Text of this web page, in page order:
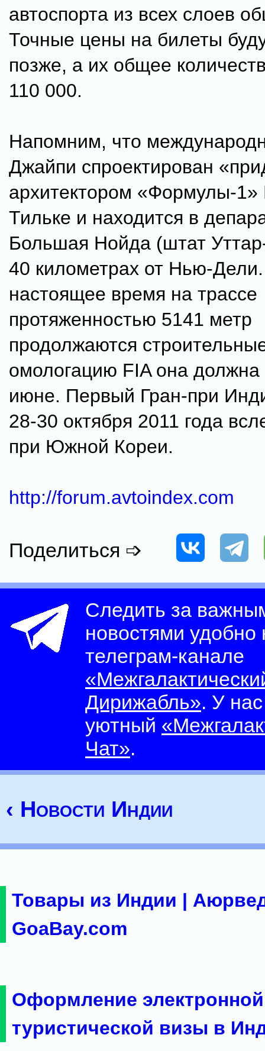
автоспорта из всех слоев
Точные цены на билеты
позже, а их общее
110 000.
Напомним, что
Джайпи спроектирован
архитектором «Формулы-
Тильке и находится в
Большая Нойда (штат
40 километрах от Нью-
настоящее время на трассе
протяженностью 5141 метр
продолжаются
омологацию FIA она должна
июне. Первый Гран-при
28-30 октября 2011 года
при Южной Кореи.
http://forum.avtoindex.com
Поделиться ➩
Следить за
новостями
телеграм-канале
Дирижабль». У
уютный
Чат».
‹ Новости Индии
Товары из Индии |
GoaBay.com
Оформление электронной
туристической визы в